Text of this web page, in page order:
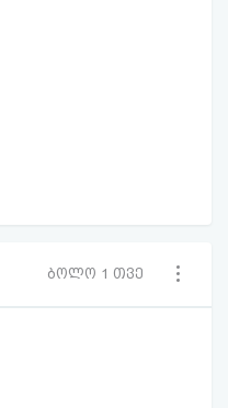
ბოლო 1 თვე